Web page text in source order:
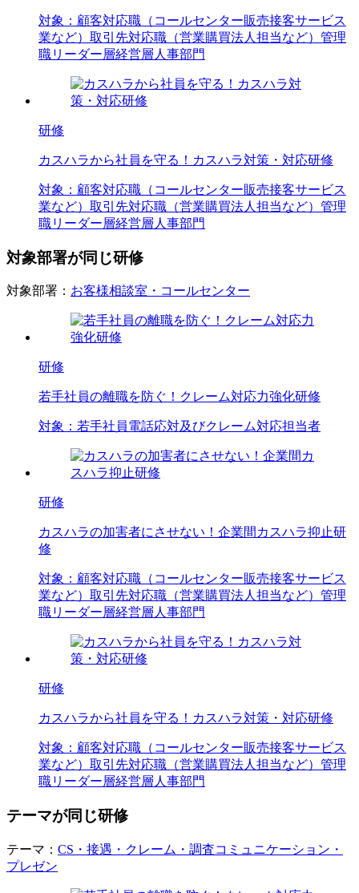
対象： 顧客対応職（コールセンター販売接客サービス
業など） 取引先対応職（営業購買法人担当など） 管理
職リーダー層経営層 人事部門
研修
カスハラから社員を守る！カスハラ対策・対応研修
対象： 顧客対応職（コールセンター販売接客サービス
業など） 取引先対応職（営業購買法人担当など） 管理
職リーダー層経営層 人事部門
対象部署が同じ研修
対象部署： お客様相談室・コールセンター
研修
若手社員の離職を防ぐ！クレーム対応力強化研修
対象： 若手社員電話応対及びクレーム対応担当者
研修
カスハラの加害者にさせない！企業間カスハラ抑止研
修
対象： 顧客対応職（コールセンター販売接客サービス
業など） 取引先対応職（営業購買法人担当など） 管理
職リーダー層経営層人事部門
研修
カスハラから社員を守る！カスハラ対策・対応研修
対象： 顧客対応職（コールセンター販売接客サービス
業など） 取引先対応職（営業購買法人担当など） 管理
職リーダー層経営層人事部門
テーマが同じ研修
テーマ： CS・接遇・クレーム・調査コミュニケーション・
プレゼン